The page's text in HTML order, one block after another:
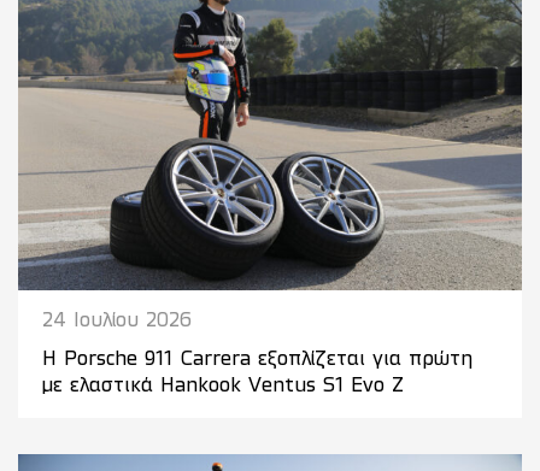
24 Ιουλίου 2026
Η Porsche 911 Carrera εξοπλίζεται για πρώτη
με ελαστικά Hankook Ventus S1 Evo Z